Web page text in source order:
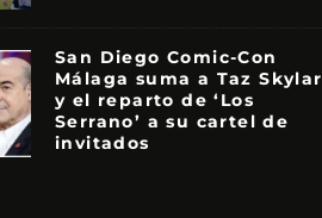
San Diego Comic-Con
Málaga suma a Taz Skylar
y el reparto de ‘Los
Serrano’ a su cartel de
invitados